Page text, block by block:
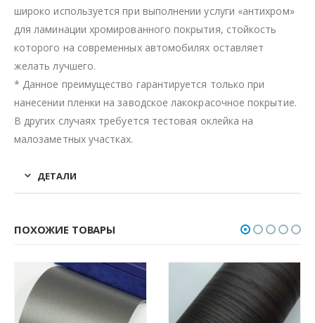
широко используется при выполнении услуги «антихром»
для ламинации хромированного покрытия, стойкость
которого на современных автомобилях оставляет
желать лучшего.
* Данное преимущество гарантируется только при
нанесении пленки на заводское лакокрасочное покрытие.
В других случаях требуется тестовая оклейка на
малозаметных участках.
ДЕТАЛИ
ПОХОЖИЕ ТОВАРЫ